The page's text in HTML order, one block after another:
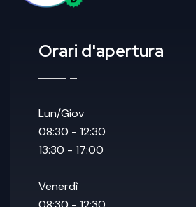
Orari d'apertura
Lun/Giov
08:30 - 12:30
13:30 - 17:00
Venerdì